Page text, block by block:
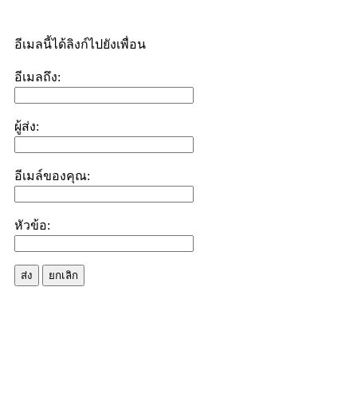
อีเมลนี้ได้ลิงก์ไปยังเพื่อน
อีเมลถึง:
ผู้ส่ง:
อีเมล์ของคุณ:
หัวข้อ:
ส่ง ยกเลิก